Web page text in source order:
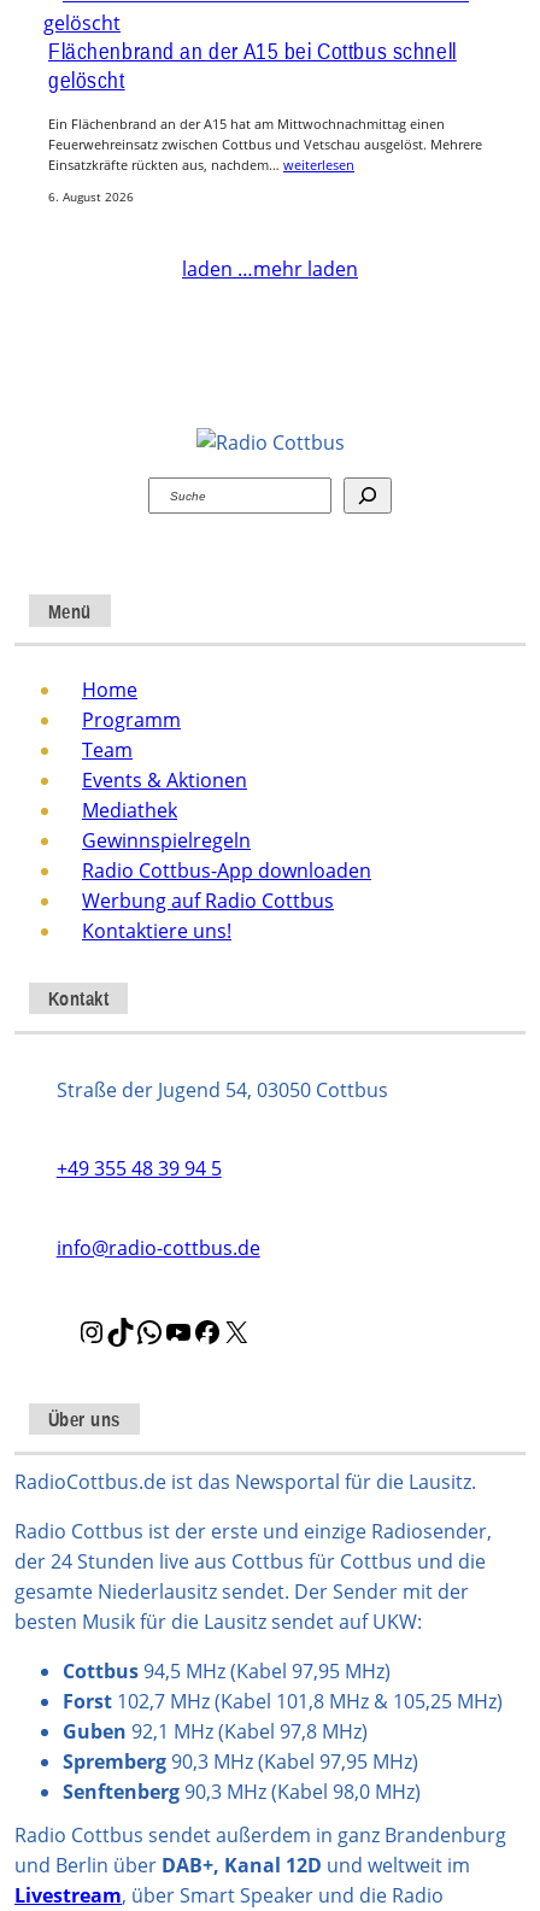
Flächenbrand an der A15 bei Cottbus schnell
gelöscht
Ein Flächenbrand an der A15 hat am Mittwochnachmittag einen
Feuerwehreinsatz zwischen Cottbus und Vetschau ausgelöst. Mehrere
Einsatzkräfte rückten aus, nachdem… weiterlesen
6. August 2026
laden …mehr laden
Suchen
Menü
Home
Programm
Team
Events & Aktionen
Mediathek
Gewinnspielregeln
Radio Cottbus-App downloaden
Werbung auf Radio Cottbus
Kontaktiere uns!
Kontakt
Straße der Jugend 54, 03050 Cottbus
+49 355 48 39 94 5
info@radio-cottbus.de
I
t
a
g
a
m
T
o
k
W
s
A
p
Y
u
b
F
b
o
k
Über uns
RadioCottbus.de ist das Newsportal für die Lausitz.
Radio Cottbus ist der erste und einzige Radiosender,
der 24 Stunden live aus Cottbus für Cottbus und die
gesamte Niederlausitz sendet. Der Sender mit der
besten Musik für die Lausitz sendet auf UKW:
Cottbus94,5 MHz (Kabel 97,95 MHz)
Forst 102,7 MHz (Kabel 101,8 MHz & 105,25 MHz)
Guben 92,1 MHz (Kabel 97,8 MHz)
Spremberg90,3 MHz (Kabel 97,95 MHz)
Senftenberg90,3 MHz (Kabel 98,0 MHz)
Radio Cottbus sendet außerdem in ganz Brandenburg
und Berlin über DAB+, Kanal 12D und weltweit im
Livestream, über Smart Speaker und die Radio